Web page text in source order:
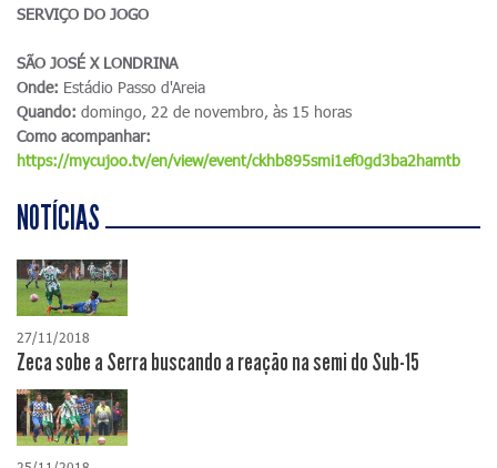
SERVIÇO DO JOGO
SÃO JOSÉ X LONDRINA
Onde: Estádio Passo d'Areia
Quando: domingo, 22 de novembro, às 15 horas
Como acompanhar:
https://mycujoo.tv/en/view/event/ckhb895smi1ef0gd3ba2hamtb
NOTÍCIAS
27/11/2018
Zeca sobe a Serra buscando a reação na semi do Sub-15